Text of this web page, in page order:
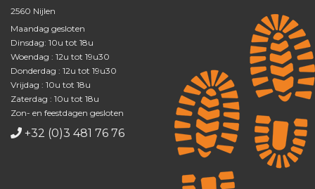
2560 Nijlen
Maandag gesloten
Dinsdag: 10u tot 18u
Woendag : 12u tot 19u30
Donderdag : 12u tot 19u30
Vrijdag : 10u tot 18u
Zaterdag : 10u tot 18u
Zon- en feestdagen gesloten
+32 (0)3 481 76 76